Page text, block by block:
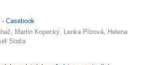
Casebook
Martin Kopecký, Lenka Pítrová, Helena
Staša